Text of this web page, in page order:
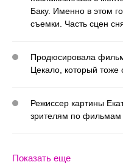
Баку. Именно в этом
съемки. Часть сцен
Продюсировала
Цекало, который тоже
Режиссер картины
зрителям по фильмам
Показать еще